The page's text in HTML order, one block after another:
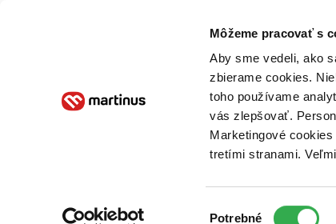
Môžeme pracovať s
Aby sme vedeli, ako
zbierame cookies.
toho používame
vás zlepšovať.
Marketingové
tretími stranami.
Potrebné
Poukážky